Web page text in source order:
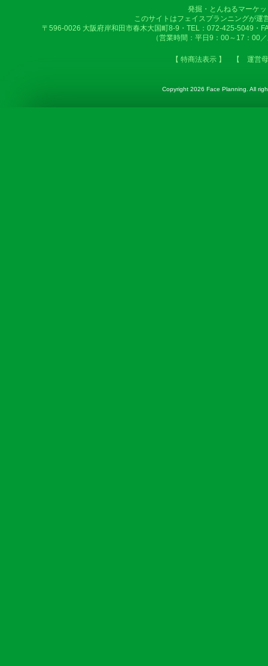
発掘・とんねるマーケ
このサイトはフェイスプランニングが運
〒596-0026 大阪府岸和田市春木大国町8-9・TEL：072-425-5049・
（営業時間：平日9：00～17：00
【 特商法表示 】 【 運営
Copyright 2026 Face Planning. All